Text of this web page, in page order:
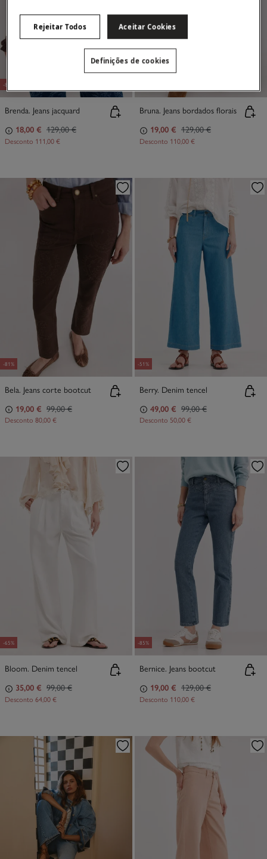
-86%
Brenda. Jeans jacquard
18,00 € 129,00 €
Desconto 111,00 €
Bruna. Jeans bordados florais
19,00 € 129,00 €
Desconto 110,00 €
-81%
Bela. Jeans corte bootcut
19,00 € 99,00 €
Desconto 80,00 €
-51%
Berry. Denim tencel
49,00 € 99,00 €
Desconto 50,00 €
-65%
Bloom. Denim tencel
35,00 € 99,00 €
Desconto 64,00 €
-85%
Bernice. Jeans bootcut
19,00 € 129,00 €
Desconto 110,00 €
Rejeitar Todos Aceitar Cookies
Definições de cookies